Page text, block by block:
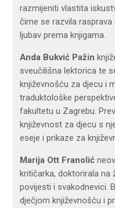
razmijeniti vlastita
čime se razvila
ljubav prema knjigama.
Anda Bukvić Pažin
sveučilišna lektorica te
književnošću za djecu i
traduktološke
fakultetu u Zagrebu.
književnost za djecu s
eseje i prikaze za
Marija Ott Franolić
kritičarka, doktorirala na
povijesti i svakodnevici.
dječjom književnošću i